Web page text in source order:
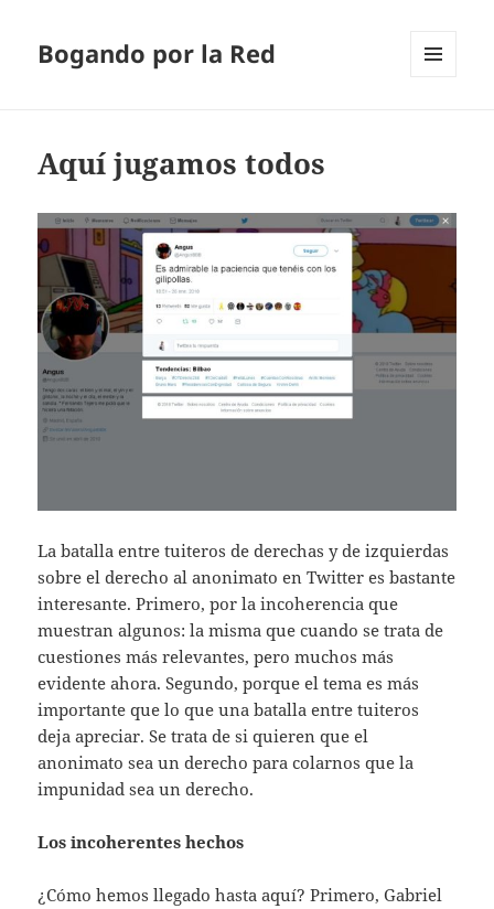
Bogando por la Red
Aquí jugamos todos
La batalla entre tuiteros de derechas y de izquierdas
sobre el derecho al anonimato en Twitter es bastante
interesante. Primero, por la incoherencia que
muestran algunos: la misma que cuando se trata de
cuestiones más relevantes, pero muchos más
evidente ahora. Segundo, porque el tema es más
importante que lo que una batalla entre tuiteros
deja apreciar. Se trata de si quieren que el
anonimato sea un derecho para colarnos que la
impunidad sea un derecho.
Los incoherentes hechos
¿Cómo hemos llegado hasta aquí? Primero, Gabriel